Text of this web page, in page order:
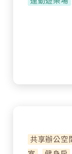
共享辦公空